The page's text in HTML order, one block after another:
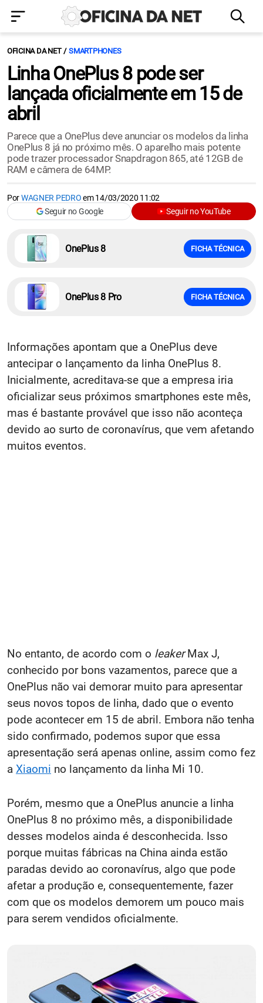
OFICINA DA NET SMARTPHONES
Linha OnePlus 8 pode ser
lançada oficialmente em 15 de
abril
Parece que a OnePlus deve anunciar os modelos da linha
OnePlus 8 já no próximo mês. O aparelho mais potente
pode trazer processador Snapdragon 865, até 12GB de
RAM e câmera de 64MP.
PorWAGNER PEDROem14/03/2020 11:02
Seguir no Google
Seguir no YouTube
OnePlus 8 FICHA TÉCNICA
OnePlus 8 Pro FICHA TÉCNICA
Informações apontam que a OnePlus deve
antecipar o lançamento da linha OnePlus 8.
Inicialmente, acreditava-se que a empresa iria
oficializar seus próximos smartphones este mês,
mas é bastante provável que isso não aconteça
devido ao surto de coronavírus, que vem afetando
muitos eventos.
No entanto, de acordo com o leakerMax J,
conhecido por bons vazamentos, parece que a
OnePlus não vai demorar muito para apresentar
seus novos topos de linha, dado que o evento
pode acontecer em 15 de abril. Embora não tenha
sido confirmado, podemos supor que essa
apresentação será apenas online, assim como fez
a Xiaomi no lançamento da linha Mi 10.
Porém, mesmo que a OnePlus anuncie a linha
OnePlus 8 no próximo mês, a disponibilidade
desses modelos ainda é desconhecida. Isso
porque muitas fábricas na China ainda estão
paradas devido ao coronavírus, algo que pode
afetar a produção e, consequentemente, fazer
com que os modelos demorem um pouco mais
para serem vendidos oficialmente.